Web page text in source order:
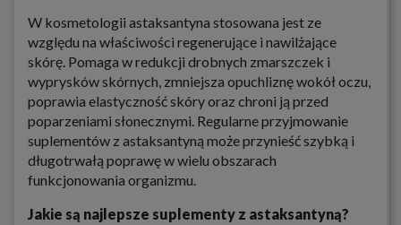
W kosmetologii astaksantyna stosowana jest ze
względu na właściwości regenerujące i nawilżające
skórę. Pomaga w redukcji drobnych zmarszczek i
wyprysków skórnych, zmniejsza opuchliznę wokół oczu,
poprawia elastyczność skóry oraz chroni ją przed
poparzeniami słonecznymi. Regularne przyjmowanie
suplementów z astaksantyną może przynieść szybką i
długotrwałą poprawę w wielu obszarach
funkcjonowania organizmu.
Jakie są najlepsze suplementy z astaksantyną?